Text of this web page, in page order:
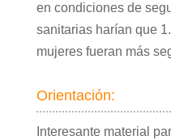
en condiciones de
sanitarias harían que
mujeres fueran más
Orientación:
Interesante material